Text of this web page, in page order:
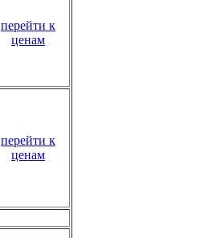
перейти к
ценам
перейти к
ценам